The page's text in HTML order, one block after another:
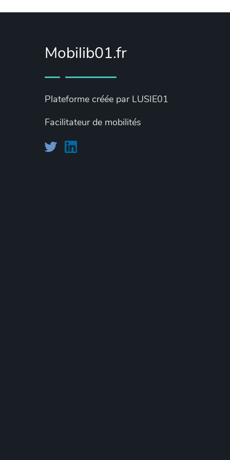
Mobilib01.fr
Plateforme créée par LUSIE01
Facilitateur de mobilités